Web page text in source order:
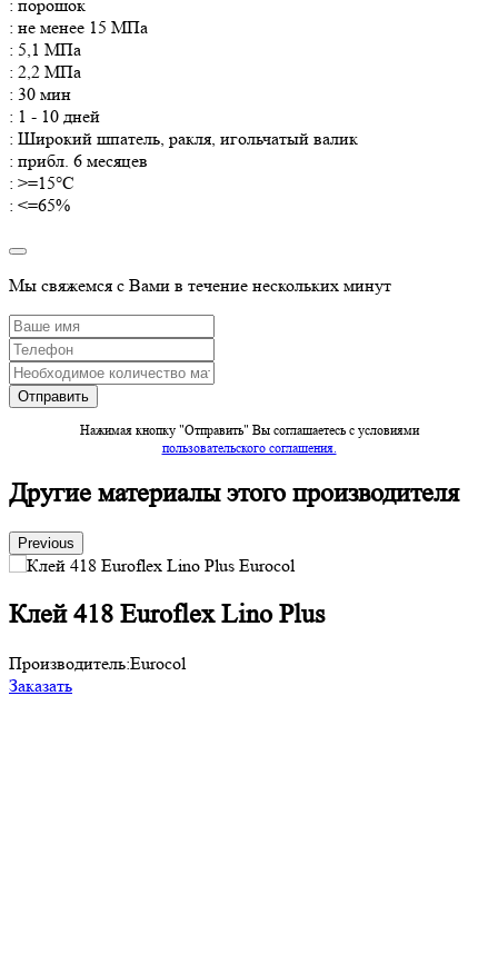
: порошок
: не менее 15 МПа
: 5,1 МПа
: 2,2 МПа
: 30 мин
: 1 - 10 дней
: Широкий шпатель, ракля, игольчатый валик
: прибл. 6 месяцев
: >=15°C
: <=65%
Мы свяжемся с Вами в течение нескольких минут
Нажимая кнопку "Отправить" Вы соглашаетесь c условиями
пользовательского соглашения.
Другие материалы этого производителя
Previous
Клей 418 Euroflex Lino Plus
Производитель:Eurocol
Заказать